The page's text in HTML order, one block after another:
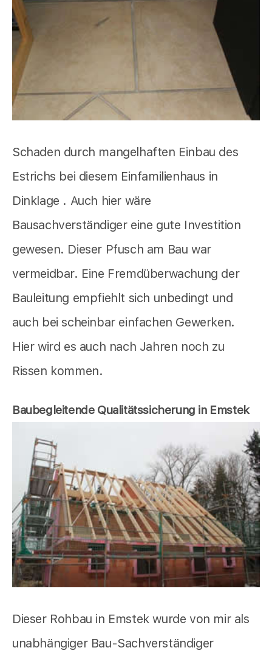
Schaden durch mangelhaften Einbau des
Estrichs bei diesem Einfamilienhaus in
Dinklage . Auch hier wäre
Bausachverständiger eine gute Investition
gewesen. Dieser Pfusch am Bau war
vermeidbar. Eine Fremdüberwachung der
Bauleitung empfiehlt sich unbedingt und
auch bei scheinbar einfachen Gewerken.
Hier wird es auch nach Jahren noch zu
Rissen kommen.
Baubegleitende Qualitätssicherung in Emstek
Dieser Rohbau in Emstek wurde von mir als
unabhängiger Bau-Sachverständiger